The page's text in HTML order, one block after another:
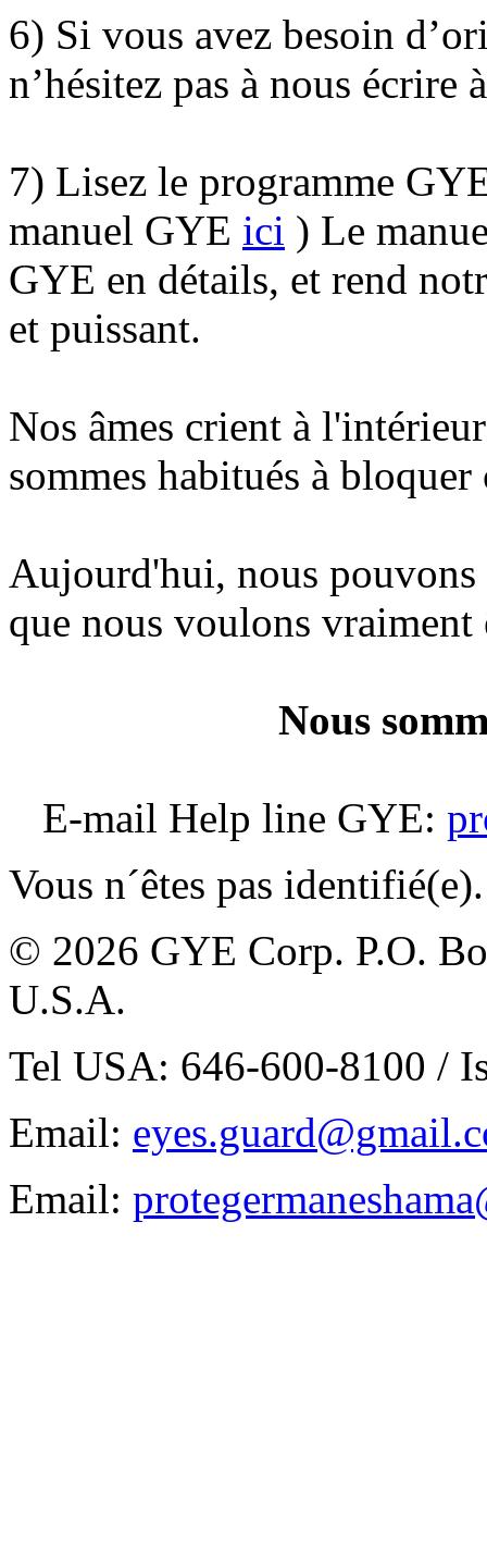
6) Si vous avez besoin
n’hésitez pas à nous écrire
7) Lisez le programme
manuel GYE ici ) Le
GYE en détails, et rend
et puissant.
Nos âmes crient à
sommes habitués à bloquer
Aujourd'hui, nous pouvons
que nous voulons vraiment
Nous
E-mail Help line GYE:
Vous n´êtes pas identifié(e).
© 2026 GYE Corp. P.O.
U.S.A.
Tel USA: 646-600-8100 /
Email:
Email: